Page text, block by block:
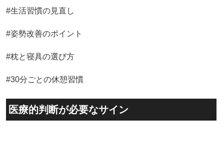
#生活習慣の見直し
#姿勢改善のポイント
#枕と寝具の選び方
#30分ごとの休憩習慣
医療的判断が必要なサイン